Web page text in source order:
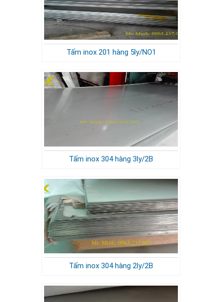
Tấm inox 201 hàng 5ly/NO1
Tấm inox 304 hàng 3ly/2B
Tấm inox 304 hàng 2ly/2B